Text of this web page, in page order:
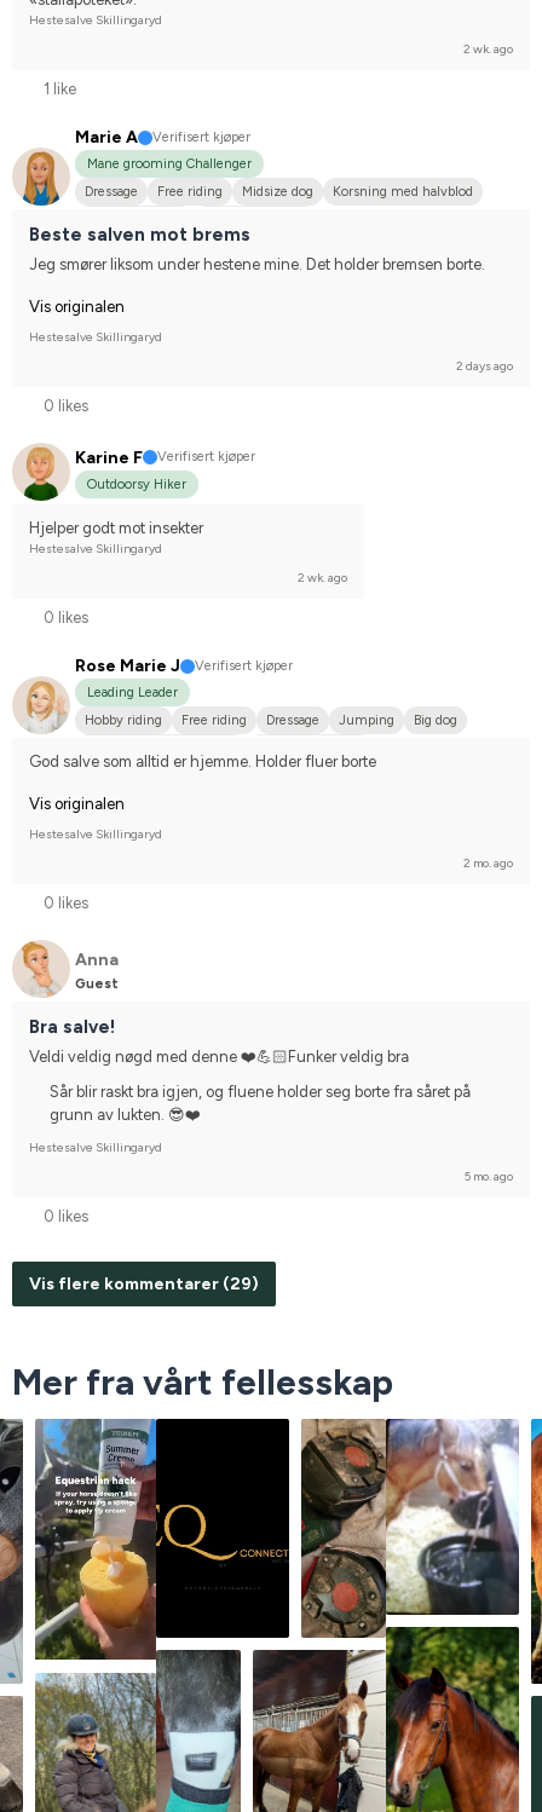
Hestesalve Skillingaryd
2 wk. ago
1 like
Marie A
Verifisert kjøper
Mane grooming Challenger
Dressage
Free riding Midsize dog
Korsning med halvblod
Beste salven mot brems
Jeg smører liksom under hestene mine. Det holder bremsen borte.
Vis originalen
Hestesalve Skillingaryd
2 days ago
0 likes
Karine F
Verifisert kjøper
Outdoorsy Hiker
Hjelper godt mot insekter
Hestesalve Skillingaryd
2 wk. ago
0 likes
Rose Marie J
Verifisert kjøper
Leading Leader
Hobby riding
Free riding Dressage Jumping
Big dog
God salve som alltid er hjemme. Holder fluer borte
Vis originalen
Hestesalve Skillingaryd
2 mo. ago
0 likes
Anna
Guest
Bra salve!
Veldi veldig nøgd med denne ❤️💪🏻Funker veldig bra
Sår blir raskt bra igjen, og fluene holder seg borte fra såret på
grunn av lukten. 😎❤️
Hestesalve Skillingaryd
5 mo. ago
0 likes
Vis flere kommentarer (29)
Mer fra vårt fellesskap